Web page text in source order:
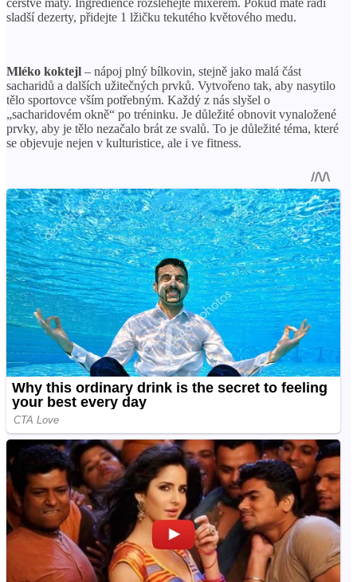
sladší dezerty, přidejte 1 lžičku tekutého květového medu.
Mléko koktejl – nápoj plný bílkovin, stejně jako malá část
sacharidů a dalších užitečných prvků. Vytvořeno tak, aby nasytilo
tělo sportovce vším potřebným. Každý z nás slyšel o
„sacharidovém okně“ po tréninku. Je důležité obnovit vynaložené
prvky, aby je tělo nezačalo brát ze svalů. To je důležité téma, které
se objevuje nejen v kulturistice, ale i ve fitness.